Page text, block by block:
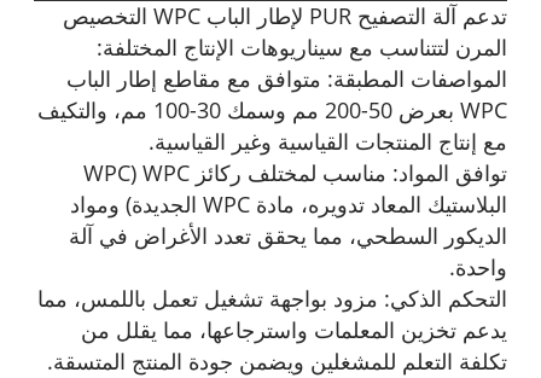
تدعم آلة التصفيح PUR لإطار الباب WPC التخصيص
المرن لتتناسب مع سيناريوهات الإنتاج المختلفة:
المواصفات المطبقة: متوافق مع مقاطع إطار الباب
WPC بعرض 50-200 مم وسمك 30-100 مم، والتكيف
مع إنتاج المنتجات القياسية وغير القياسية.
توافق المواد: مناسب لمختلف ركائز WPC (WPC
البلاستيك المعاد تدويره، مادة WPC الجديدة) ومواد
الديكور السطحي، مما يحقق تعدد الأغراض في آلة
واحدة.
التحكم الذكي: مزود بواجهة تشغيل تعمل باللمس، مما
يدعم تخزين المعلمات واسترجاعها، مما يقلل من
تكلفة التعلم للمشغلين ويضمن جودة المنتج المتسقة.